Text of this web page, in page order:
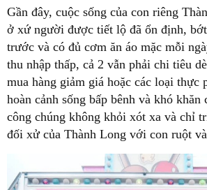
Gần đây, cuộc sống của con riêng
ở xứ người được tiết lộ đã ổn định,
trước và có đủ cơm ăn áo mặc mỗi
thu nhập thấp, cả 2 vẫn phải chi tiêu
mua hàng giảm giá hoặc các loại thực
hoàn cảnh sống bấp bênh và khó khăn
công chúng không khỏi xót xa và chỉ
đối xử của Thành Long với con ruột